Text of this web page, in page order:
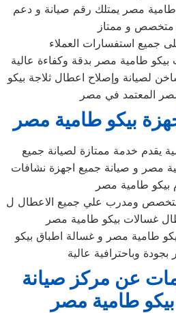
طامية مصر يمتلك رقم صيانة و دعم
متخصص و ممتاز
جميع استفسارات العملاء
طامية مصر بدقة وكفاءة عالية
لصيانة وإصلاح اعطال ثلاجة بيكو
المعتمد في مصر
بيكو طامية مصر
يقدم خدمة ممتازة لصيانة جميع
مصر و صيانة جميع اجهزة نشافات
بيكو طامية مصر
ومدرب علي جميع الاعطال ل
غسالات بيكو طامية مصر
طامية مصر و غسالة اطباق بيكو
وباحترافية عالية
عن مركز صيانة
طامية مصر